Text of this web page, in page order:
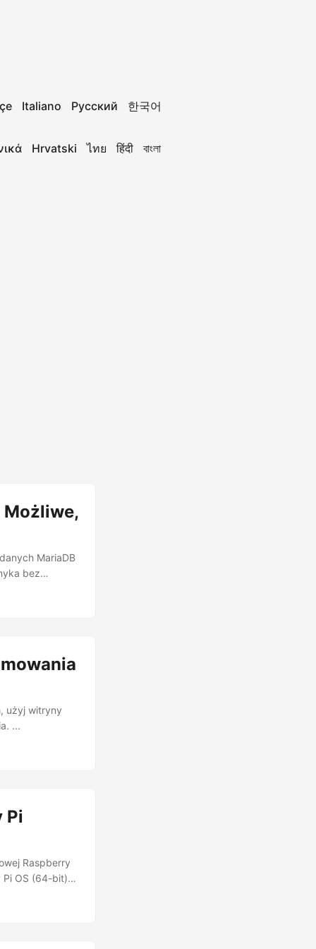
Italiano Русский 한국어
Hrvatski ไทย हिंदी বাংলা
Możliwe,
MariaDB
bez
użyj witryny
...
Pi
Raspberry
Pi OS (64-bit)